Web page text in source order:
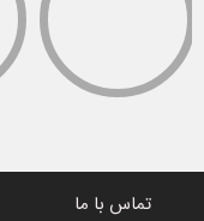
تماس با ما